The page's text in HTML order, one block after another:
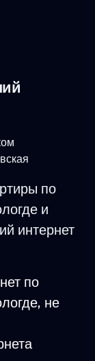
по
и
интернет
по
не